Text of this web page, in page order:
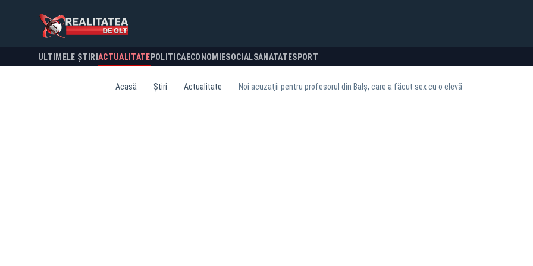
ULTIMELE ȘTIRI ACTUALITATE POLITICA ECONOMIESOCIALSANATATESPORT
Acasă Știri Actualitate Noi acuzaţii pentru profesorul din Balş, care a făcut sex cu o elevă